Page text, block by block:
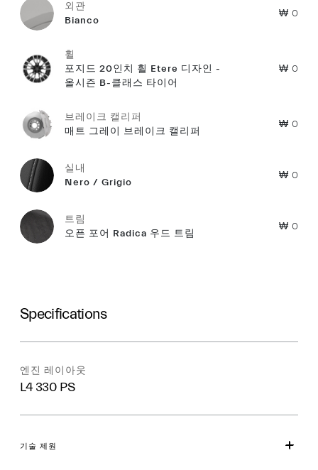
외관
Bianco
₩ 0
휠
포지드 20인치 휠 Etere 디자인 -
올시즌 B-클래스 타이어
₩ 0
브레이크 캘리퍼
매트 그레이 브레이크 캘리퍼
₩ 0
실내
Nero / Grigio
₩ 0
트림
오픈 포어 Radica 우드 트림
₩ 0
Specifications
엔진 레이아웃
L4 330 PS
기술 제원